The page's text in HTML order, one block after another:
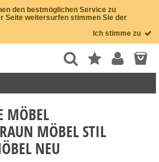
den bestmöglichen Service zu
Seite weitersurfen stimmen Sie der
Ich stimme zu
MÖBEL
MÖBEL STIL
NEU